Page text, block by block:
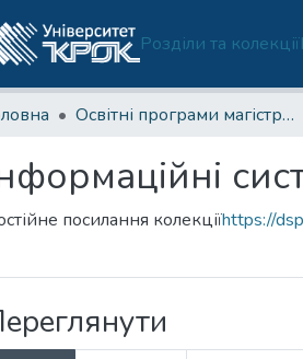
Розділи та колекції
Освітні програми магістратури
посилання колекціїhttps://